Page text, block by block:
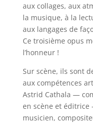
aux collages, aux
la musique, à la
aux langages de
Ce troisième opus
l’honneur !
Sur scène, ils sont
aux compétences
Astrid Cathala —
en scène et
musicien,